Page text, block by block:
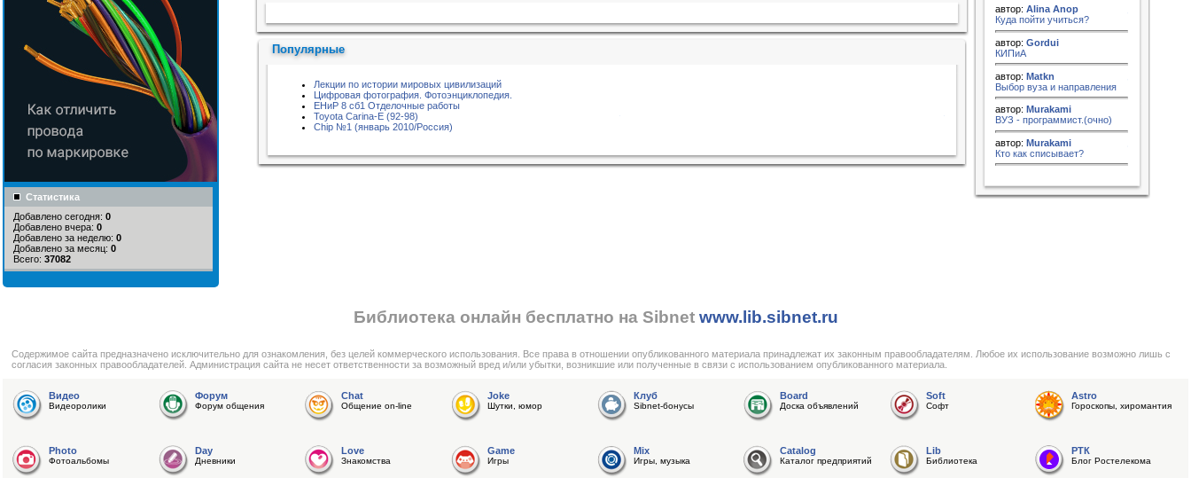
Статистика
Добавлено сегодня: 0
Добавлено вчера: 0
Добавлено за неделю: 0
Добавлено за месяц: 0
Всего: 37082
Популярные
Лекции по истории мировых цивилизаций
Цифровая фотография. Фотоэнциклопедия.
ЕНиР 8 сб1 Отделочные работы
Toyota Carina-E (92-98)
Chip №1 (январь 2010/Россия)
автор: Alina Anop
Куда пойти учиться?
автор: Gordui
КИПиА
автор: Matkn
Выбор вуза и направления
автор: Murakami
ВУЗ - программист.(очно)
автор: Murakami
Кто как списывает?
Библиотека онлайн бесплатно на Sibnet www.lib.sibnet.ru
Cодержимое сайта предназначено исключительно для ознакомления, без целей коммерческого использования. Все права в отношении опубликованного материала принадлежат их законным правообладателям. Любое их использование возможно лишь с
согласия законных правообладателей. Администрация сайта не несет ответственности за возможный вред и/или убытки, возникшие или полученные в связи с использованием опубликованного материала.
Видео
Видеоролики
Форум
Форум общения
Chat
Общение on-line
Joke
Шутки, юмор
Клуб
Sibnet-бонусы
Board
Доска объявлений
Soft
Софт
Astro
Гороскопы, хиромантия
Photo
Фотоальбомы
Day
Дневники
Love
Знакомства
Game
Игры
Mix
Игры, музыка
Catalog
Каталог предприятий
Lib
Библиотека
РТК
Блог Ростелекома